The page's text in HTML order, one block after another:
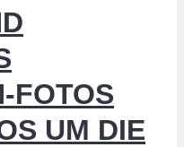
FOTOS
UM DIE